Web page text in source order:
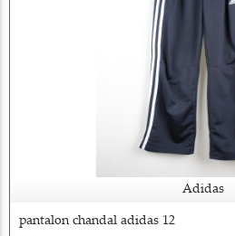
Adidas
pantalon chandal adidas 12